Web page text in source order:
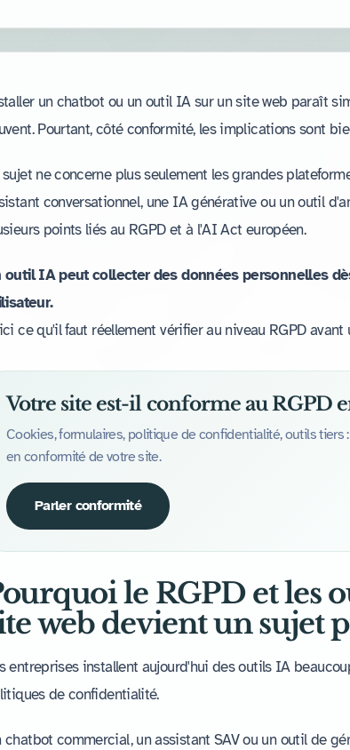
un chatbot ou un outil IA sur un site web paraît
Pourtant, côté conformité, les implications sont
sujet ne concerne plus seulement les grandes
conversationnel, une IA générative ou un outil
points liés au RGPD et à l'AI Act européen.
outil IA peut collecter des données personnelles
ce qu'il faut réellement vérifier au niveau RGPD
Votre site est-il conforme au RGPD
Cookies, formulaires, politique de confidentialité, outils tiers
en conformité de votre site.
Parler conformité
le RGPD et les
web devient un sujet
entreprises installent aujourd'hui des outils IA
de confidentialité.
chatbot commercial, un assistant SAV ou un outil de